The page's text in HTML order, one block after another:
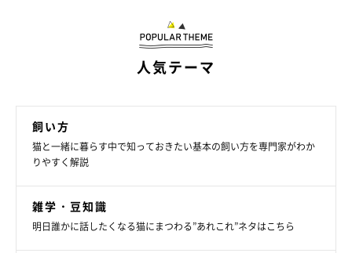
人気テーマ
飼い方
猫と一緒に暮らす中で知っておきたい基本の飼い方を専門家がわか
りやすく解説
雑学・豆知識
明日誰かに話したくなる猫にまつわる”あれこれ”ネタはこちら